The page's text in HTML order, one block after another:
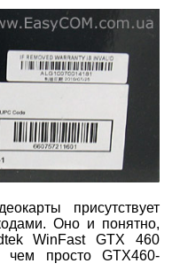
присутствует
Оно и понятно,
WinFast GTX 460
чем просто GTX460-